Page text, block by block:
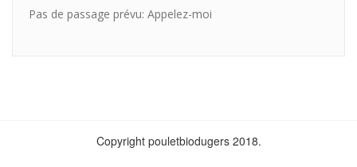
Pas de passage prévu: Appelez-moi
Copyright pouletbiodugers 2018.